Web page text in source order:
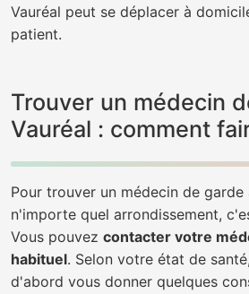
Vauréal peut se déplacer à
patient.
Trouver un médecin
Vauréal : comment
Pour trouver un médecin de garde
n'importe quel arrondissement,
Vous pouvez contacter votre
habituel. Selon votre état de
d'abord vous donner quelques